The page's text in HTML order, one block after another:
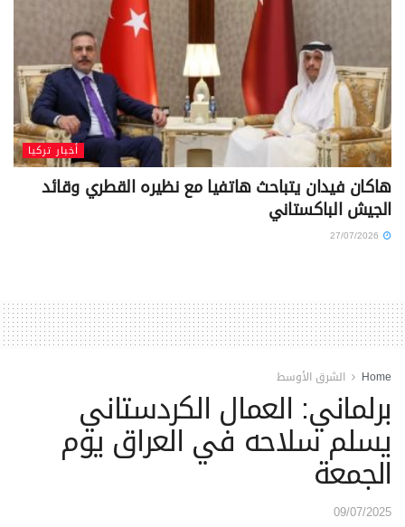
أخبار تركيا
هاكان فيدان يتباحث هاتفيا مع نظيره القطري وقائد
الجيش الباكستاني
Home الشرق الأوسط
برلماني: العمال الكردستاني
يسلم سلاحه في العراق يوم
الجمعة
09/07/2025